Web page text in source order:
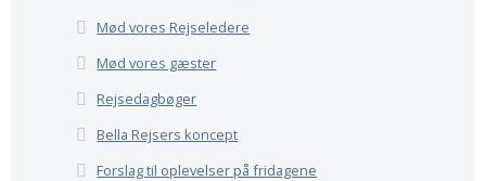
Mød vores Rejseledere
Mød vores gæster
Rejsedagbøger
Bella Rejsers koncept
Forslag til oplevelser på fridagene